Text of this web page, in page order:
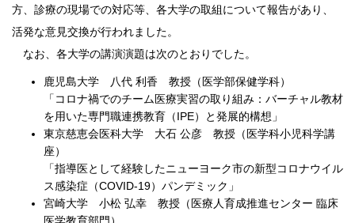
方、診療の現場での対応等、各大学の取組について報告があり、
活発な意見交換が行われました。
なお、各大学の講演演題は次のとおりでした。
鹿児島大学 八代 利香 教授（医学部保健学科）
「コロナ禍でのチーム医療実習の取り組み：バーチャル教材
を用いた専門職連携教育（IPE）と発展的構想」
東京慈恵会医科大学 大石 公彦 教授（医学科小児科学講
座）
「指導医として経験したニューヨーク市の新型コロナウイル
ス感染症（COVID-19）パンデミック」
宮崎大学 小松 弘幸 教授（医療人育成推進センター 臨床